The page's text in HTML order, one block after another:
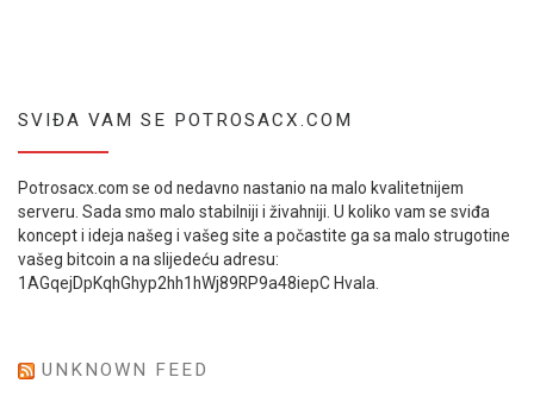
SVIĐA VAM SE POTROSACX.COM
Potrosacx.com se od nedavno nastanio na malo kvalitetnijem
serveru. Sada smo malo stabilniji i živahniji. U koliko vam se sviđa
koncept i ideja našeg i vašeg site a počastite ga sa malo strugotine
vašeg bitcoin a na slijedeću adresu:
1AGqejDpKqhGhyp2hh1hWj89RP9a48iepC Hvala.
UNKNOWN FEED